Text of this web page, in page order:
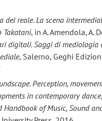
del reale. La scena
Takatani, in A. Amendola, A.
digitali. Saggi di mediologia
, Salerno, Geghi
Perception,
in contemporary dance
Handbook of Music, Sound